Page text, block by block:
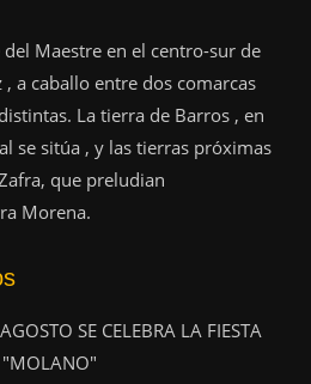
Maestre en el centro-sur de
a caballo entre dos comarcas
La tierra de Barros , en
se sitúa , y las tierras próximas
que preludian
Morena.
SE CELEBRA LA FIESTA
"MOLANO"